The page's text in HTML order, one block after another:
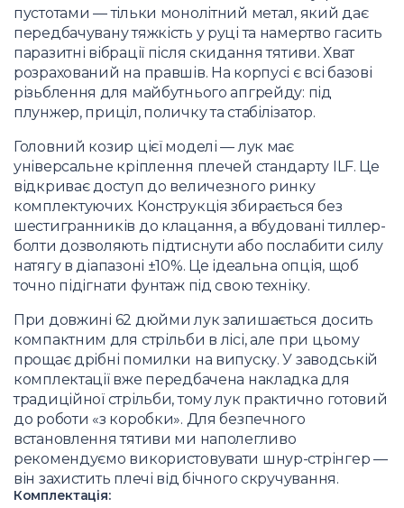
пустотами — тільки монолітний метал, який дає
передбачувану тяжкість у руці та намертво гасить
паразитні вібрації після скидання тятиви. Хват
розрахований на правшів. На корпусі є всі базові
різьблення для майбутнього апгрейду: під
плунжер, приціл, поличку та стабілізатор.
Головний козир цієї моделі — лук має
універсальне кріплення плечей стандарту ILF. Це
відкриває доступ до величезного ринку
комплектуючих. Конструкція збирається без
шестигранників до клацання, а вбудовані тиллер-
болти дозволяють підтиснути або послабити силу
натягу в діапазоні ±10%. Це ідеальна опція, щоб
точно підігнати фунтаж під свою техніку.
При довжині 62 дюйми лук залишається досить
компактним для стрільби в лісі, але при цьому
прощає дрібні помилки на випуску. У заводській
комплектації вже передбачена накладка для
традиційної стрільби, тому лук практично готовий
до роботи «з коробки». Для безпечного
встановлення тятиви ми наполегливо
рекомендуємо використовувати шнур-стрінгер —
він захистить плечі від бічного скручування.
Комплектація: